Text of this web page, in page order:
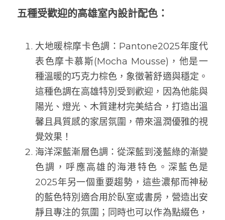
五種受歡迎的高雄室內設計配色：
大地暖棕摩卡色調：Pantone2025年度代
表色摩卡慕斯(Mocha Mousse)，他是一
種溫暖的巧克力棕色，象徵著舒適與穩定。
這種色調在高雄特別受到歡迎，因為他能與
陽光、燈光、木質建材完美結合，打造出溫
馨且具質感的家居氛圍，帶來溫潤優雅的視
覺效果！
海洋深藍漸層色調：從深藍到淺藍綠的漸變
色調，呼應高雄的海港特色。深藍色是
2025年另一個重要趨勢，這些濃郁而神秘
的藍色特別適合用於臥室或書房，營造出安
靜且專注的氛圍；同時也可以作為點綴色，